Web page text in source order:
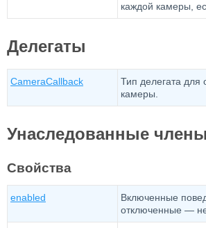
каждой камеры,
Делегаты
CameraCallback
Тип делегата для
камеры.
Унаследованные члены
Свойства
enabled
Включенные
отключенные —